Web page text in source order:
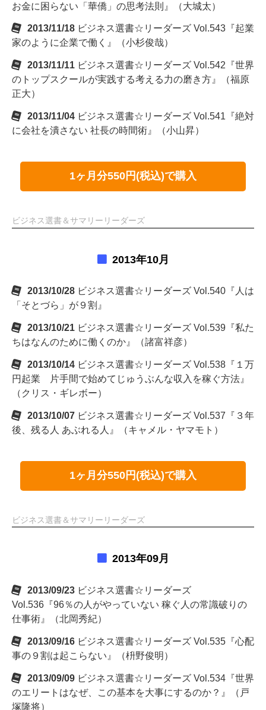
お金に困らない「華僑」の思考法則』（大城太）
2013/11/18 ビジネス選書☆リーダーズ Vol.543『起業
家のように企業で働く』（小杉俊哉）
2013/11/11 ビジネス選書☆リーダーズ Vol.542『世界
のトップスクールが実践する考える力の磨き方』（福原
正大）
2013/11/04 ビジネス選書☆リーダーズ Vol.541『絶対
に会社を潰さない 社長の時間術』（小山昇）
1ヶ月分550円(税込)で購入
ビジネス選書＆サマリーリーダーズ
2013年10月
2013/10/28 ビジネス選書☆リーダーズ Vol.540『人は
「そとづら」が９割』
2013/10/21 ビジネス選書☆リーダーズ Vol.539『私た
ちはなんのために働くのか』（諸富祥彦）
2013/10/14 ビジネス選書☆リーダーズ Vol.538『１万
円起業 片手間で始めてじゅうぶんな収入を稼ぐ方法』
（クリス・ギレボー）
2013/10/07 ビジネス選書☆リーダーズ Vol.537『３年
後、残る人 あぶれる人』（キャメル・ヤマモト）
1ヶ月分550円(税込)で購入
ビジネス選書＆サマリーリーダーズ
2013年09月
2013/09/23 ビジネス選書☆リーダーズ
Vol.536『96％の人がやっていない 稼ぐ人の常識破りの
仕事術』（北岡秀紀）
2013/09/16 ビジネス選書☆リーダーズ Vol.535『心配
事の９割は起こらない』（枡野俊明）
2013/09/09 ビジネス選書☆リーダーズ Vol.534『世界
のエリートはなぜ、この基本を大事にするのか？』（戸
塚隆将）